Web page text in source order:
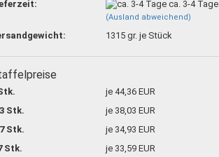
ca. 3-4 Tage
(Ausland abweichend)
1315 gr. je Stück
je 44,36 EUR
Stk.
je 38,03 EUR
Stk.
je 34,93 EUR
Stk.
je 33,59 EUR